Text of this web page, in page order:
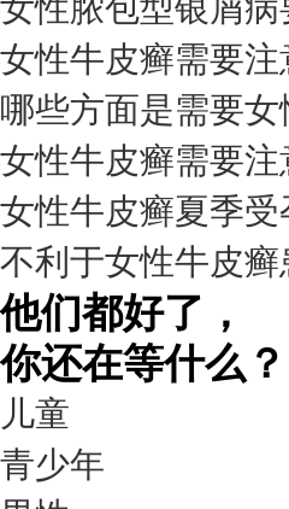
我要咨询我要预约
擅长： 杨成平 互联网门诊主任【医生简介】
预约量
6821
疗效满意
98%
女性脓包型银屑
女性牛皮癣需要注
哪些方面是需要
女性牛皮癣需要注
女性牛皮癣夏季
不利于女性牛皮
他们都好了，
你还在等什么？
儿童
青少年